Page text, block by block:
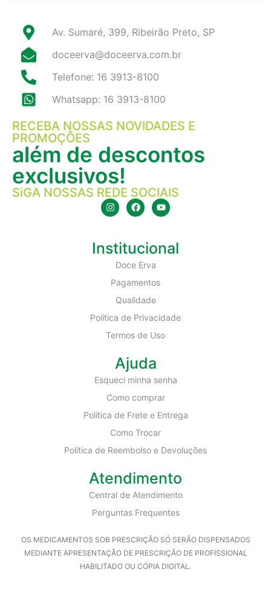
Av. Sumaré, 399, Ribeirão Preto, SP
doceerva@doceerva.com.br
Telefone: 16 3913-8100
Whatsapp: 16 3913-8100
RECEBA NOSSAS NOVIDADES E
PROMOÇÕES
além de descontos
exclusivos!
SiGA NOSSAS REDE SOCIAIS
Institucional
Doce Erva
Pagamentos
Qualidade
Política de Privacidade
Termos de Uso
Ajuda
Esqueci minha senha
Como comprar
Política de Frete e Entrega
Como Trocar
Política de Reembolso e Devoluções
Atendimento
Central de Atendimento
Perguntas Frequentes
OS MEDICAMENTOS SOB PRESCRIÇÃO SÓ SERÃO DISPENSADOS
MEDIANTE APRESENTAÇÃO DE PRESCRIÇÃO DE PROFISSIONAL
HABILITADO OU CÓPIA DIGITAL.